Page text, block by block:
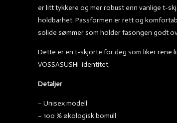
er litt tykkere og mer robust enn vanlige t-
holdbarhet. Passformen er rett og
solide sømmer som holder fasongen godt
Dette er en t-skjorte for deg som liker rene
VOSSASUSHI-identitet.
Detaljer
– Unisex modell
– 100 % økologisk bomull